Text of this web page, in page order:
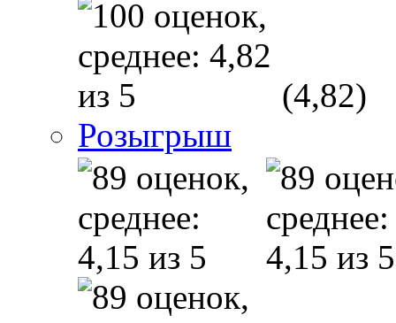
(4,82)
Розыгрыш